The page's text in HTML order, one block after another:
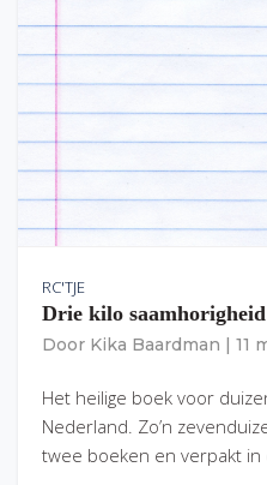
RC'TJE
Drie kilo saamhorigheid
Door Kika Baardman 11
Het heilige boek voor
Nederland. Zo’n
twee boeken en verpakt in